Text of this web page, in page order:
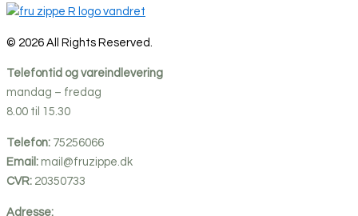
© 2026 All Rights Reserved.
Telefontid og vareindlevering
mandag – fredag
8.00 til 15.30
Telefon: 75256066
Email: mail@fruzippe.dk
CVR: 20350733
Adresse: